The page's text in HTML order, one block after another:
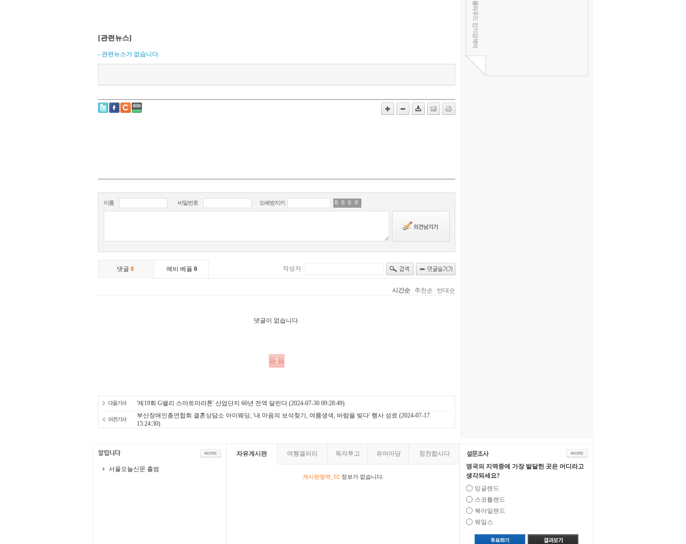
[관련뉴스]
- 관련뉴스가 없습니다.
'제19회 G밸리 스마트마라톤' 산업단지 60년 전역 달린다 (2024-07-30 09:28:49)
부산장애인총연합회 결혼상담소 아이웨딩, '내 마음의 보석찾기, 여름생색, 바람을 빚다' 행사 성료 (2024-07-17
15:24:30)
서울오늘신문 출범
자유게시판 여행갤러리 독자투고 유머마당 칭찬합시다
게시판영역_02 정보가 없습니다.
영국의 지역중에 가장 발달한 곳은 어디라고
생각되세요?
잉글랜드
스코틀랜드
북아일랜드
웨일스